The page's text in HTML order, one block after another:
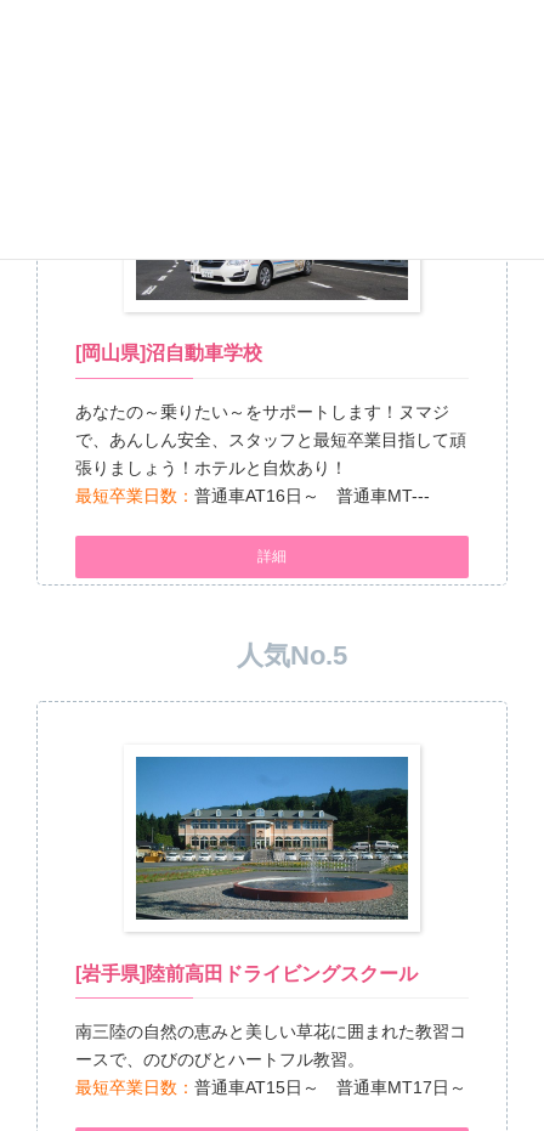
[岡山県]沼自動車学校
あなたの～乗りたい～をサポートします！ヌマジ
で、あんしん安全、スタッフと最短卒業目指して頑
張りましょう！ホテルと自炊あり！
最短卒業日数： 普通車AT16日～ 普通車MT---
詳細
人気No.5
[岩手県]陸前高田ドライビングスクール
南三陸の自然の恵みと美しい草花に囲まれた教習コ
ースで、のびのびとハートフル教習。
最短卒業日数： 普通車AT15日～ 普通車MT17日～